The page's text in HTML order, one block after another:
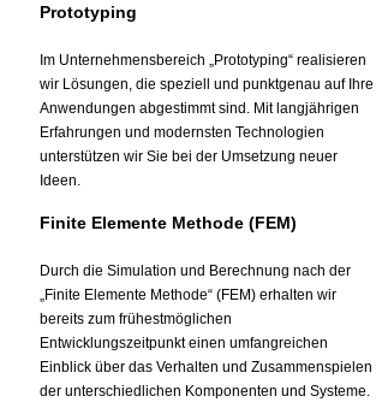
Prototyping
Im Unternehmensbereich „Prototyping“ realisieren
wir Lösungen, die speziell und punktgenau auf Ihre
Anwendungen abgestimmt sind. Mit langjährigen
Erfahrungen und modernsten Technologien
unterstützen wir Sie bei der Umsetzung neuer
Ideen.
Finite Elemente Methode (FEM)
Durch die Simulation und Berechnung nach der
„Finite Elemente Methode“ (FEM) erhalten wir
bereits zum frühestmöglichen
Entwicklungszeitpunkt einen umfangreichen
Einblick über das Verhalten und Zusammenspielen
der unterschiedlichen Komponenten und Systeme.